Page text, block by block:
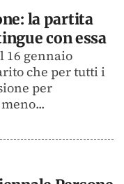
la partita
con essa
16 gennaio
che per tutti i
per